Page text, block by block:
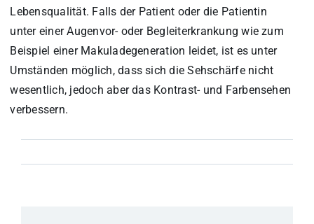
Lebensqualität. Falls der Patient oder die Patientin
unter einer Augenvor- oder Begleiterkrankung wie zum
Beispiel einer Makuladegeneration leidet, ist es unter
Umständen möglich, dass sich die Sehschärfe nicht
wesentlich, jedoch aber das Kontrast- und Farbensehen
verbessern.